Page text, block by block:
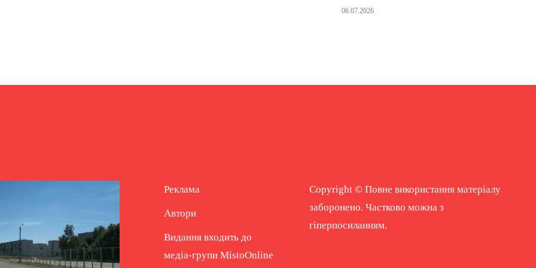
06.07.2026
Реклама
Автори
Видання входить до
медіа-групи MistoOnline
Copyright © Повне використання матеріалу
заборонено. Частково можна з
гіперпосиланням.